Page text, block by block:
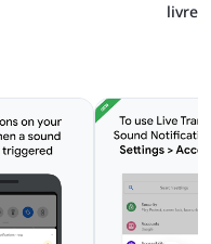
livre